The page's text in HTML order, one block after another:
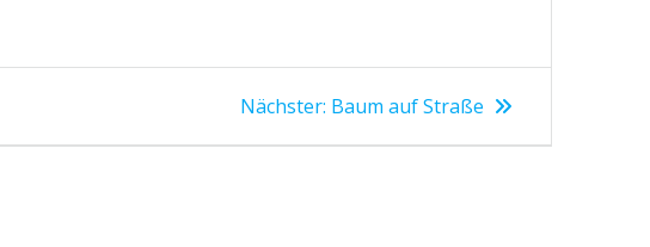
Nächster: Nächster
Baum auf Straße